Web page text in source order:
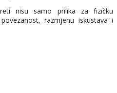
nisu samo prilika za fizičku
razmjenu iskustava i